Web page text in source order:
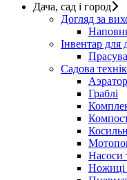
Дача, сад і город
Догляд за
Інвентар для
Садова
Граблі
Насоси
Ножиці